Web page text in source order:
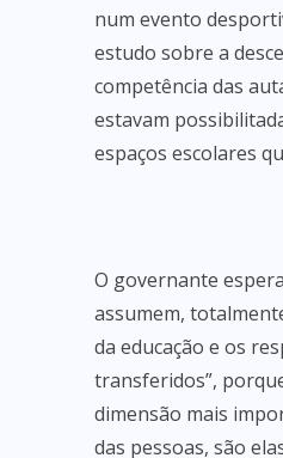
num evento
estudo sobre a
competência das
estavam
espaços escolares
O governante
assumem,
da educação e os
transferidos”,
dimensão mais
das pessoas, são